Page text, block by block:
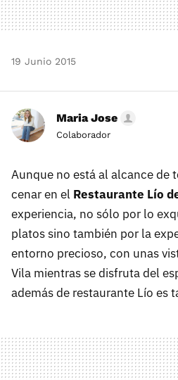
19 Junio 2015
Maria Jose
Colaborador
Aunque no está al alcance de
cenar en el Restaurante Lío
experiencia, no sólo por lo
platos sino también por la
entorno precioso, con unas
Vila mientras se disfruta del
además de restaurante Lío es